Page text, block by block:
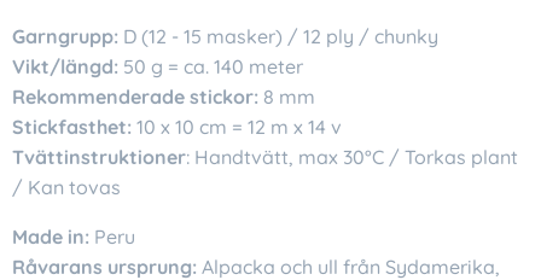
Garngrupp: D (12 - 15 masker) / 12 ply / chunky
Vikt/längd: 50 g = ca. 140 meter
Rekommenderade stickor: 8 mm
Stickfasthet: 10 x 10 cm = 12 m x 14 v
Tvättinstruktioner: Handtvätt, max 30°C / Torkas plant
/ Kan tovas
Made in: Peru
Råvarans ursprung: Alpacka och ull från Sydamerika,